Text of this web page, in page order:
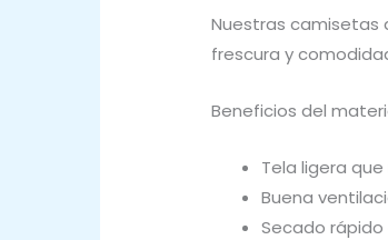
Nuestras camisetas
frescura y
Beneficios del
Tela ligera
Buena
Secado